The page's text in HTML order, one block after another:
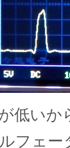
低いか
フェー